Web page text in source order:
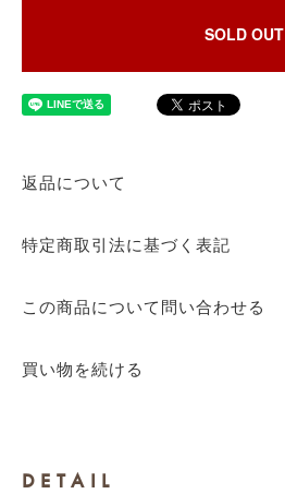
SOLD OUT
返品について
特定商取引法に基づく表記
この商品について問い合わせる
買い物を続ける
DETAIL